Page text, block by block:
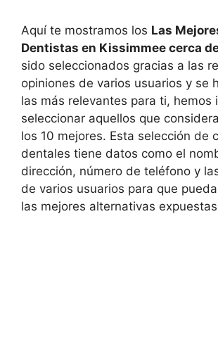
Aquí te mostramos los Las
Dentistas en Kissimmee cerca
sido seleccionados gracias a las
opiniones de varios usuarios y se
las más relevantes para ti, hemos
seleccionar aquellos que
los 10 mejores. Esta selección de
dentales tiene datos como el
dirección, número de teléfono y
de varios usuarios para que
las mejores alternativas